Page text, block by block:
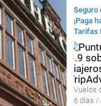
Seguro
¡Paga
Tarifas
Vuelos
6 días /